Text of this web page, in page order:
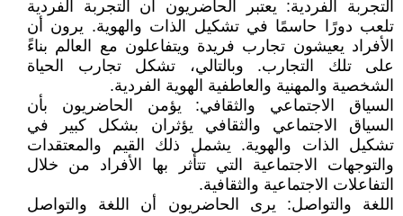
التجربة الفردية: يعتبر الحاضريون أن التجربة الفردية
تلعب دورًا حاسمًا في تشكيل الذات والهوية. يرون أن
الأفراد يعيشون تجارب فريدة ويتفاعلون مع العالم بناءً
على تلك التجارب. وبالتالي، تشكل تجارب الحياة
الشخصية والمهنية والعاطفية الهوية الفردية.
السياق الاجتماعي والثقافي: يؤمن الحاضريون بأن
السياق الاجتماعي والثقافي يؤثران بشكل كبير في
تشكيل الذات والهوية. يشمل ذلك القيم والمعتقدات
والتوجهات الاجتماعية التي تتأثر بها الأفراد من خلال
التفاعلات الاجتماعية والثقافية.
اللغة والتواصل: يرى الحاضريون أن اللغة والتواصل